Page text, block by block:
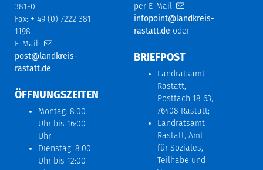
381-0
Fax: + 49 (0) 7222 381-
1198
E-Mail:
post@landkreis-
rastatt.de
ÖFFNUNGSZEITEN
Montag: 8:00
Uhr bis 16:00
Uhr
Dienstag: 8:00
Uhr bis 12:00
per E-Mail
infopoint@landkreis-
rastatt.de oder
BRIEFPOST
Landratsamt
Rastatt,
Postfach 18 63,
76408 Rastatt;
Landratsamt
Rastatt, Amt
für Soziales,
Teilhabe und